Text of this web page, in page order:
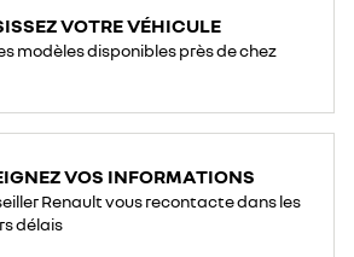
VOTRE VÉHICULE
modèles disponibles près de chez
VOS INFORMATIONS
Renault vous recontacte dans les
délais